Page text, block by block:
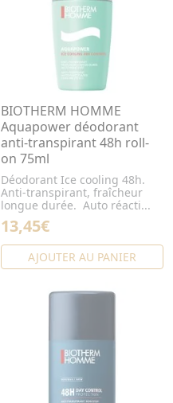
BIOTHERM HOMME
Aquapower déodorant
anti-transpirant 48h roll-
on 75ml
Déodorant Ice cooling 48h.
Anti-transpirant, fraîcheur
longue durée. Auto réacti...
13,45€
AJOUTER AU PANIER